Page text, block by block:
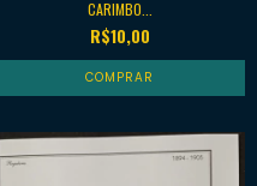
CARIMBO...
R$10,00